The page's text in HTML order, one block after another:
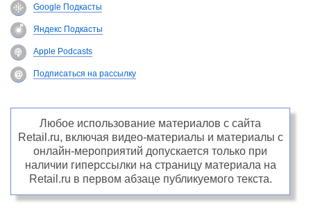
Google Подкасты
Яндекс Подкасты
Apple Podcasts
Подписаться на рассылку
Любое использование материалов с сайта
Retail.ru, включая видео-материалы и материалы с
онлайн-мероприятий допускается только при
наличии гиперссылки на страницу материала на
Retail.ru в первом абзаце публикуемого текста.